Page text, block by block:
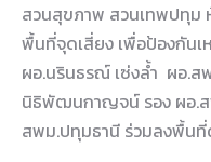
สวนสุขภาพ สวนเทพปทุม
พื้นที่จุดเสี่ยง เพื่อป้องกัน
ผอ.นรินธรณ์ เซ่งล้ำ ผอ.
นิธิพัฒนกาญจน์ รอง ผอ.ส
สพม.ปทุมธานี ร่วมลงพื้นที่